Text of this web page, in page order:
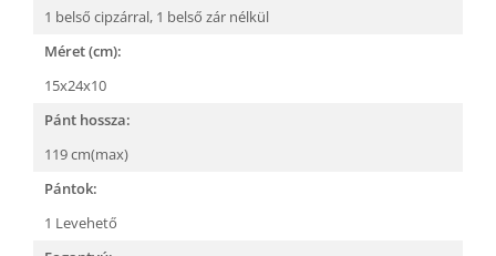
1 belső cipzárral, 1 belső zár nélkül
Méret (cm):
15x24x10
Pánt hossza:
119 cm(max)
Pántok:
1 Levehető